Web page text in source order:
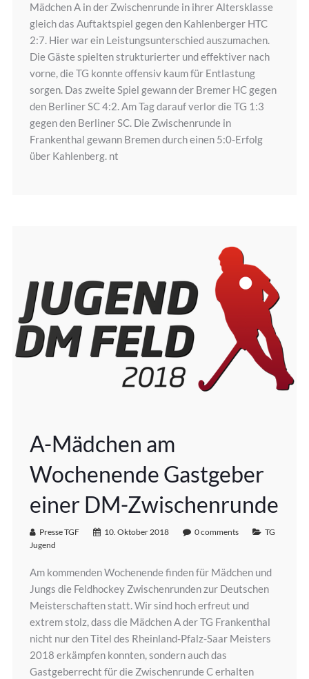
Mädchen A in der Zwischenrunde in ihrer Altersklasse
gleich das Auftaktspiel gegen den Kahlenberger HTC
2:7. Hier war ein Leistungsunterschied auszumachen.
Die Gäste spielten strukturierter und effektiver nach
vorne, die TG konnte offensiv kaum für Entlastung
sorgen. Das zweite Spiel gewann der Bremer HC gegen
den Berliner SC 4:2. Am Tag darauf verlor die TG 1:3
gegen den Berliner SC. Die Zwischenrunde in
Frankenthal gewann Bremen durch einen 5:0-Erfolg
über Kahlenberg. nt
A-Mädchen am
Wochenende Gastgeber
einer DM-Zwischenrunde
Presse TGF 10. Oktober 2018 0 comments
TG
Jugend
Am kommenden Wochenende finden für Mädchen und
Jungs die Feldhockey Zwischenrunden zur Deutschen
Meisterschaften statt. Wir sind hoch erfreut und
extrem stolz, dass die Mädchen A der TG Frankenthal
nicht nur den Titel des Rheinland-Pfalz-Saar Meisters
2018 erkämpfen konnten, sondern auch das
Gastgeberrecht für die Zwischenrunde C erhalten